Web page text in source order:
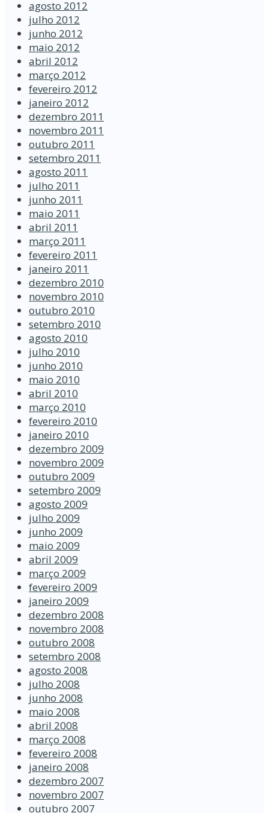
agosto 2012
julho 2012
junho 2012
maio 2012
abril 2012
março 2012
fevereiro 2012
janeiro 2012
dezembro 2011
novembro 2011
outubro 2011
setembro 2011
agosto 2011
julho 2011
junho 2011
maio 2011
abril 2011
março 2011
fevereiro 2011
janeiro 2011
dezembro 2010
novembro 2010
outubro 2010
setembro 2010
agosto 2010
julho 2010
junho 2010
maio 2010
abril 2010
março 2010
fevereiro 2010
janeiro 2010
dezembro 2009
novembro 2009
outubro 2009
setembro 2009
agosto 2009
julho 2009
junho 2009
maio 2009
abril 2009
março 2009
fevereiro 2009
janeiro 2009
dezembro 2008
novembro 2008
outubro 2008
setembro 2008
agosto 2008
julho 2008
junho 2008
maio 2008
abril 2008
março 2008
fevereiro 2008
janeiro 2008
dezembro 2007
novembro 2007
outubro 2007